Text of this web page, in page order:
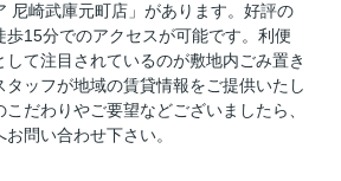
尼崎武庫元町店」があります。好評の
歩15分でのアクセスが可能です。利便
して注目されているのが敷地内ごみ置き
タッフが地域の賃貸情報をご提供いたし
こだわりやご要望などございましたら、
問い合わせ下さい。